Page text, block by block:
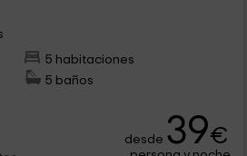
5 habitaciones
5 baños
desde 39€